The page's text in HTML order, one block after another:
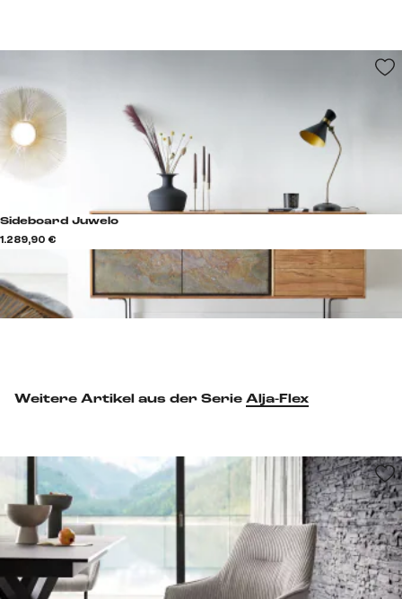
Weitere Artikel aus der Serie Alja-Flex
Sideboard Juwelo
1.289,90 €